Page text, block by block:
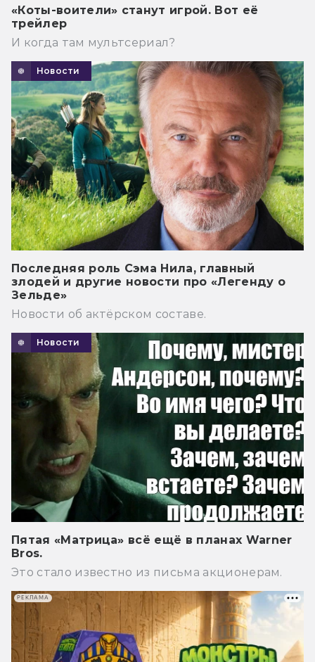
«Коты-воители» станут игрой. Вот её
трейлер
И когда там мультсериал?
Новости
Последняя роль Сэма Нила, главный
злодей и другие новости про «Легенду о
Зельде»
Новости об актёрском составе.
Новости
Пятая «Матрица» всё ещё в планах Warner
Bros.
Это стало известно из письма акционерам.
РЕКЛАМА